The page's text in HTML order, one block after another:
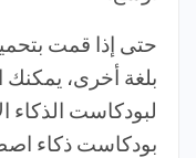
حتى إذا قمت
بلغة أخرى، يمكنك
لبودكاست الذكاء
بودكاست ذكاء